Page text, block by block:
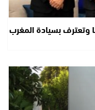
وتعترف بسيادة المغرب